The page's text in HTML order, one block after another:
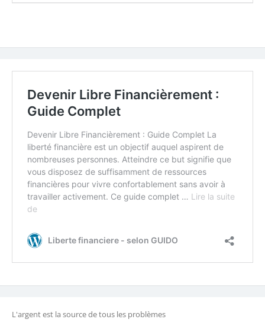
L'argent est la source de tous les problèmes